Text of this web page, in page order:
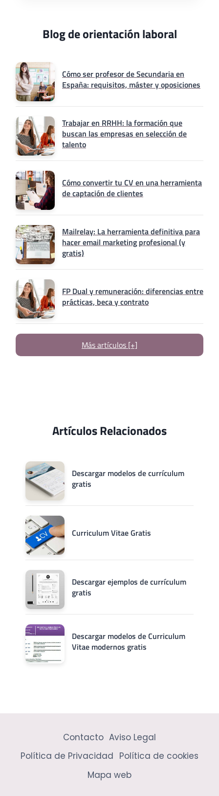
Blog de orientación laboral
Cómo ser profesor de Secundaria en
España: requisitos, máster y oposiciones
Trabajar en RRHH: la formación que
buscan las empresas en selección de
talento
Cómo convertir tu CV en una herramienta
de captación de clientes
Mailrelay: La herramienta definitiva para
hacer email marketing profesional (y
gratis)
FP Dual y remuneración: diferencias entre
prácticas, beca y contrato
Más artículos [+]
Artículos Relacionados
Descargar modelos de currículum
gratis
Curriculum Vitae Gratis
Descargar ejemplos de currículum
gratis
Descargar modelos de Curriculum
Vitae modernos gratis
Contacto Aviso Legal
Política de Privacidad Política de cookies
Mapa web